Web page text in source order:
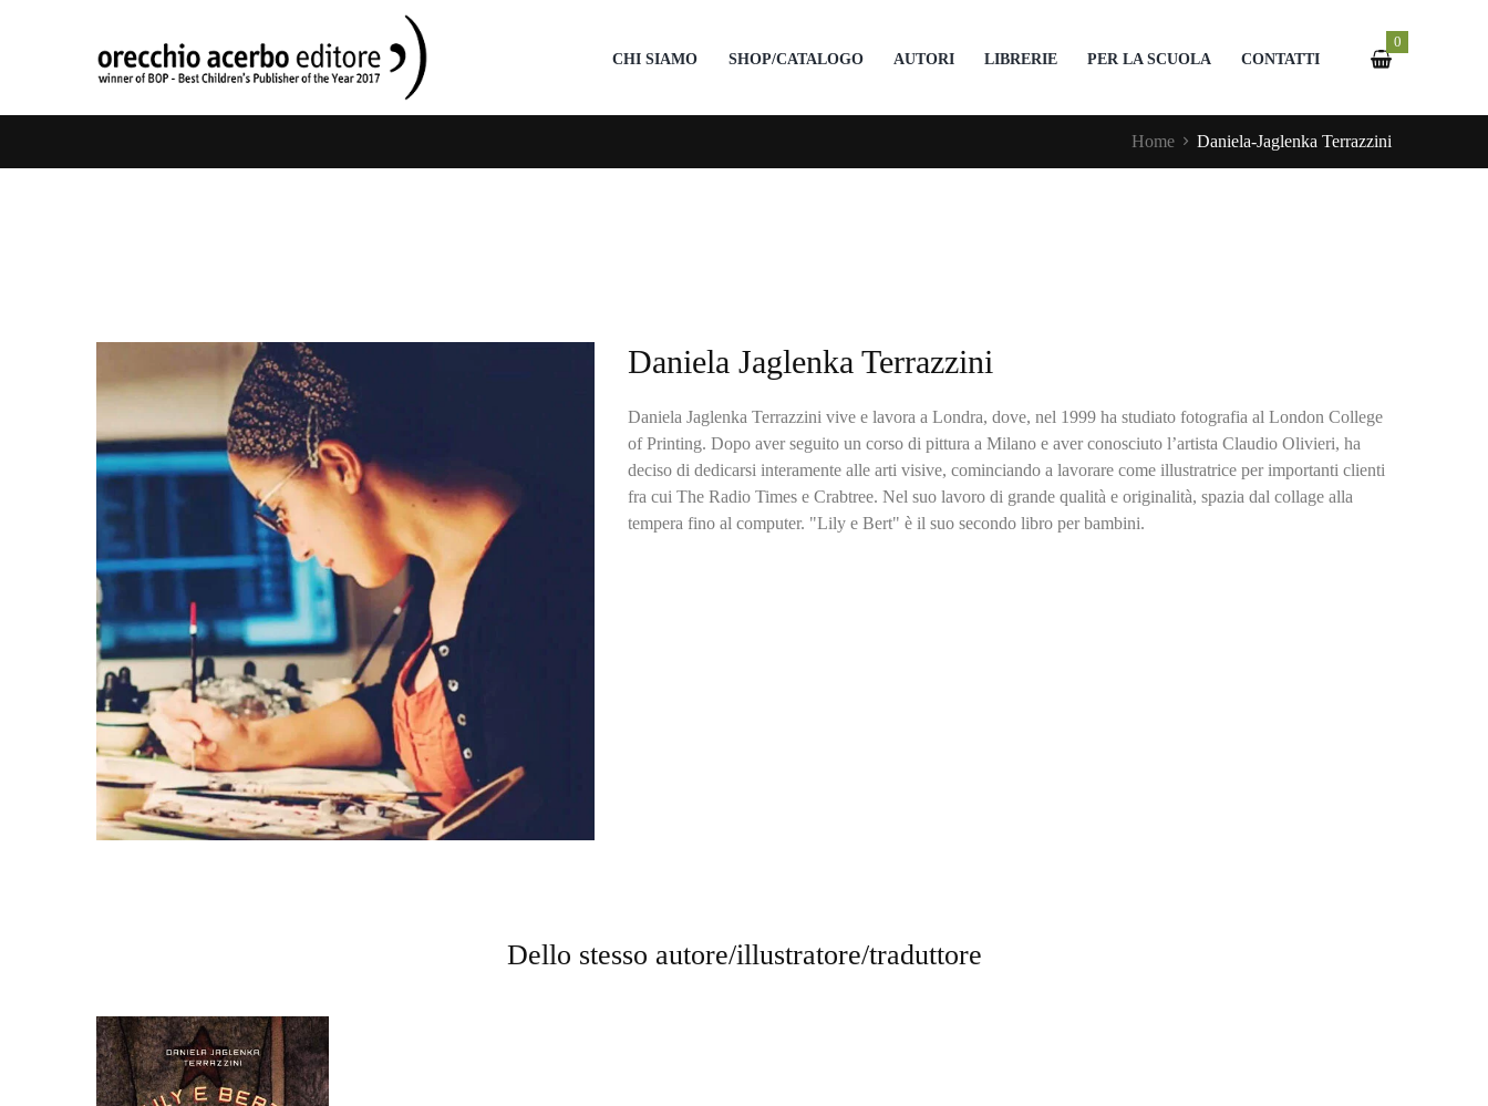
CHI SIAMO SHOP/CATALOGO AUTORI LIBRERIE PER LA SCUOLA CONTATTI
0
Home Daniela-Jaglenka Terrazzini
Daniela Jaglenka Terrazzini
Daniela Jaglenka Terrazzini vive e lavora a Londra, dove, nel 1999 ha studiato fotografia al London College
of Printing. Dopo aver seguito un corso di pittura a Milano e aver conosciuto l’artista Claudio Olivieri, ha
deciso di dedicarsi interamente alle arti visive, cominciando a lavorare come illustratrice per importanti clienti
fra cui The Radio Times e Crabtree. Nel suo lavoro di grande qualità e originalità, spazia dal collage alla
tempera fino al computer. "Lily e Bert" è il suo secondo libro per bambini.
Dello stesso autore/illustratore/traduttore